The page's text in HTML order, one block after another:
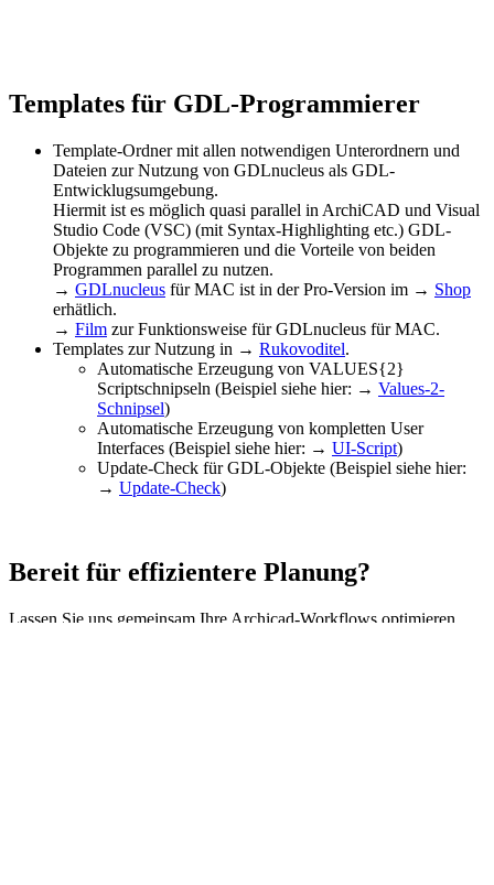
Templates für GDL-Programmierer
Template-Ordner mit allen notwendigen Unterordnern und
Dateien zur Nutzung von GDLnucleus als GDL-
Entwicklugsumgebung.
Hiermit ist es möglich quasi parallel in ArchiCAD und Visual
Studio Code (VSC) (mit Syntax-Highlighting etc.) GDL-
Objekte zu programmieren und die Vorteile von beiden
Programmen parallel zu nutzen.
→ GDLnucleus für MAC ist in der Pro-Version im → Shop
erhätlich.
→ Film zur Funktionsweise für GDLnucleus für MAC.
Templates zur Nutzung in → Rukovoditel.
Automatische Erzeugung von VALUES{2}
Scriptschnipseln (Beispiel siehe hier: → Values-2-
Schnipsel)
Automatische Erzeugung von kompletten User
Interfaces (Beispiel siehe hier: → UI-Script)
Update-Check für GDL-Objekte (Beispiel siehe hier:
→ Update-Check)
Bereit für effizientere Planung?
Lassen Sie uns gemeinsam Ihre Archicad-Workflows optimieren.